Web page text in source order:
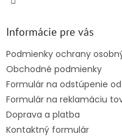
Informácie pre vás
Podmienky ochrany
Obchodné podmienky
Formulár na odstúpenie
Formulár na reklamáciu
Doprava a platba
Kontaktný formulár